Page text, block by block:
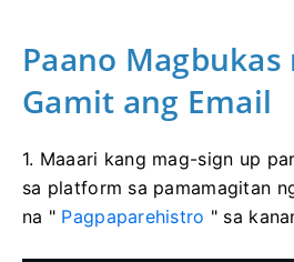
Paano
Gamit ang Email
1. Maaari kang mag-sign up
sa platform sa pamamagitan
na " Pagpaparehistro " sa